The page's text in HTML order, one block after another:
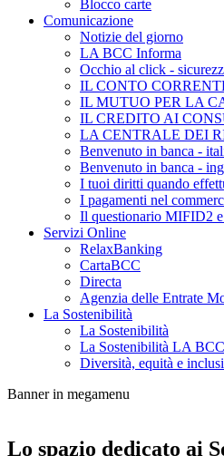
Blocco carte
Comunicazione
Notizie del giorno
LA BCC Informa
Occhio al click -
IL CONTO
IL MUTUO PER LA
IL CREDITO AI
LA CENTRALE DEI
Benvenuto in banca -
Benvenuto in banca -
I tuoi diritti quando
I pagamenti nel
Il questionario MIFID2
Servizi Online
RelaxBanking
CartaBCC
Directa
Agenzia delle Entrate
La Sostenibilità
La Sostenibilità
La Sostenibilità LA BCC
Diversità, equità e
Banner in megamenu
Lo spazio dedicato ai